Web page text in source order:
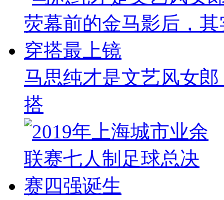
马思纯才是文艺风女
搭